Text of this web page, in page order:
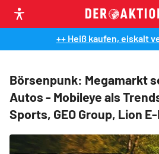
++ Heiß kaufen, eiskalt
Börsenpunk: Megamarkt
Autos - Mobileye als
Sports, GEO Group, Lion